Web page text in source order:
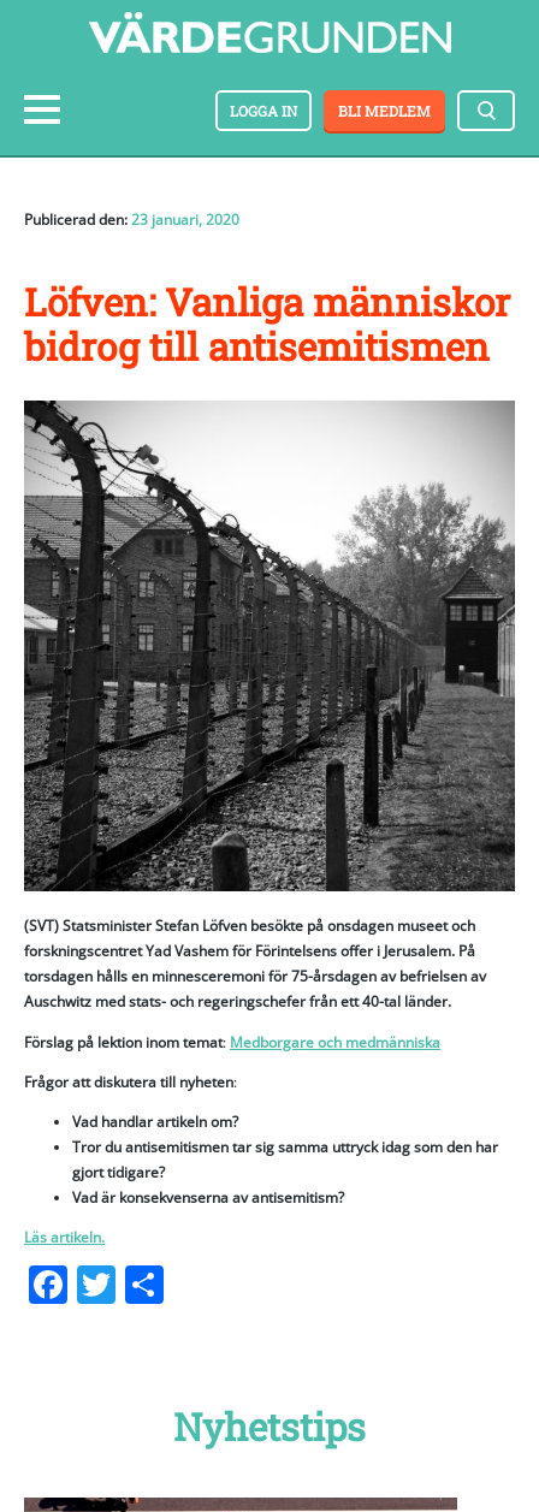
BLI MEDLEM
LOGGA IN
Publicerad den:23 januari, 2020
Löfven: Vanliga människor
bidrog till antisemitismen
(SVT) Statsminister Stefan Löfven besökte på onsdagen museet och
forskningscentret Yad Vashem för Förintelsens offer i Jerusalem. På
torsdagen hålls en minnesceremoni för 75-årsdagen av befrielsen av
Auschwitz med stats- och regeringschefer från ett 40-tal länder.
Förslag på lektion inom temat: Medborgare och medmänniska
Frågor att diskutera till nyheten:
Vad handlar artikeln om?
Tror du antisemitismen tar sig samma uttryck idag som den har
gjort tidigare?
Vad är konsekvenserna av antisemitism?
Läs artikeln.
Facebook
Twitter
Nyhetstips